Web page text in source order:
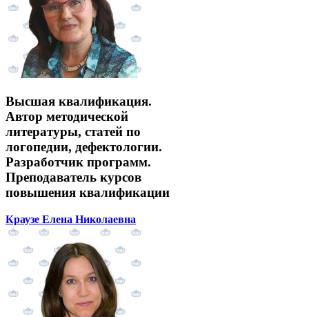
Высшая квалификация.
Автор методической
литературы, статей по
логопедии, дефектологии.
Разработчик программ.
Преподаватель курсов
повышения квалификации
Краузе Елена Николаевна